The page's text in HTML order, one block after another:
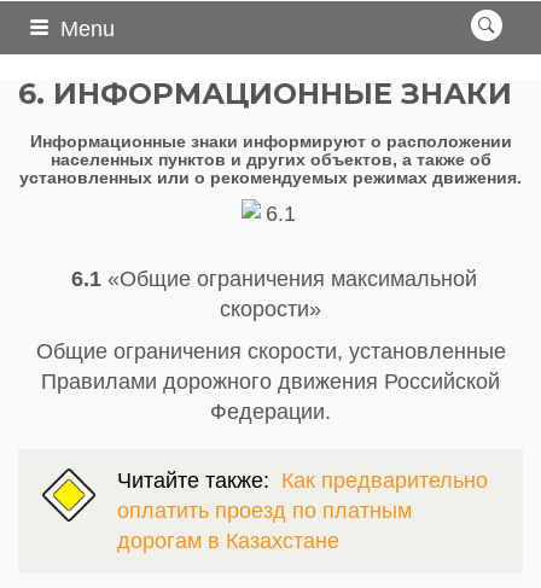
Menu
6. ИНФОРМАЦИОННЫЕ ЗНАКИ
Информационные знаки информируют о расположении
населенных пунктов и других объектов, а также об
установленных или о рекомендуемых режимах движения.
6.1«Общие ограничения максимальной
скорости»
Общие ограничения скорости, установленные
Правилами дорожного движения Российской
Федерации.
Читайте также: Как предварительно
оплатить проезд по платным
дорогам в Казахстане